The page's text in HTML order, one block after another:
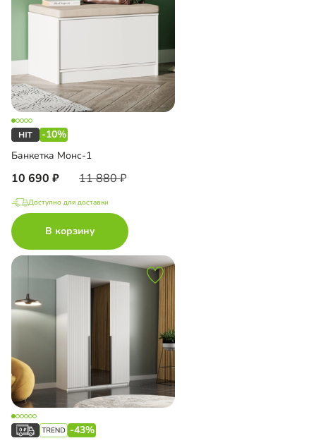
-10%
Банкетка Монс-1
10 690 11 880
Доступно для доставки
В корзину
-43%